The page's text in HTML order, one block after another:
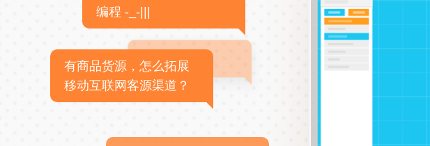
编程 -_-|||
有商品货源，怎么拓展
移动互联网客源渠道？